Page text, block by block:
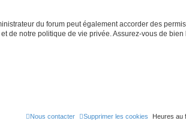
du forum peut également accorder des
de notre politique de vie privée. Assurez-vous de bien
Heures au
Supprimer les cookies
Nous contacter